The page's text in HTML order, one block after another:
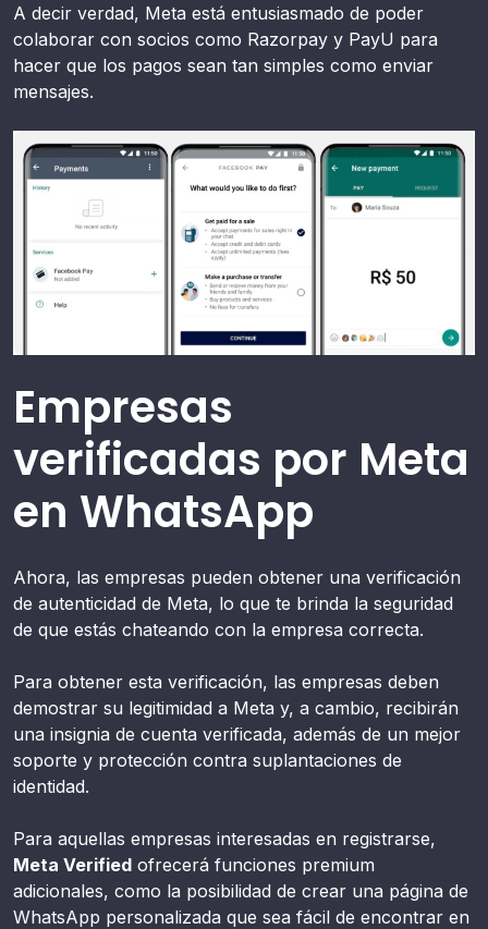
A decir verdad, Meta está entusiasmado de poder
colaborar con socios como Razorpay y PayU para
hacer que los pagos sean tan simples como enviar
mensajes.
Empresas
verificadas por Meta
en WhatsApp
Ahora, las empresas pueden obtener una verificación
de autenticidad de Meta, lo que te brinda la seguridad
de que estás chateando con la empresa correcta.
Para obtener esta verificación, las empresas deben
demostrar su legitimidad a Meta y, a cambio, recibirán
una insignia de cuenta verificada, además de un mejor
soporte y protección contra suplantaciones de
identidad.
Para aquellas empresas interesadas en registrarse,
Meta Verified ofrecerá funciones premium
adicionales, como la posibilidad de crear una página de
WhatsApp personalizada que sea fácil de encontrar en